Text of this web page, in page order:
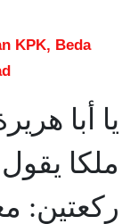
KPK, Beda
يا أبا
ملكا
ركعتين: